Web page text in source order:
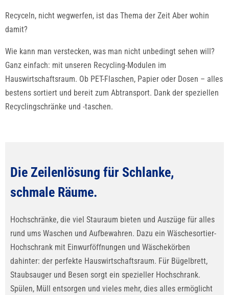
Recyceln, nicht wegwerfen, ist das Thema der Zeit Aber wohin
damit?
Wie kann man verstecken, was man nicht unbedingt sehen will?
Ganz einfach: mit unseren Recycling-Modulen im
Hauswirtschaftsraum. Ob PET-Flaschen, Papier oder Dosen – alles
bestens sortiert und bereit zum Abtransport. Dank der speziellen
Recyclingschränke und -taschen.
Die Zeilenlösung für Schlanke,
schmale Räume.
Hochschränke, die viel Stauraum bieten und Auszüge für alles
rund ums Waschen und Aufbewahren. Dazu ein Wäschesortier-
Hochschrank mit Einwurföffnungen und Wäschekörben
dahinter: der perfekte Hauswirtschaftsraum. Für Bügelbrett,
Staubsauger und Besen sorgt ein spezieller Hochschrank.
Spülen, Müll entsorgen und vieles mehr, dies alles ermöglicht